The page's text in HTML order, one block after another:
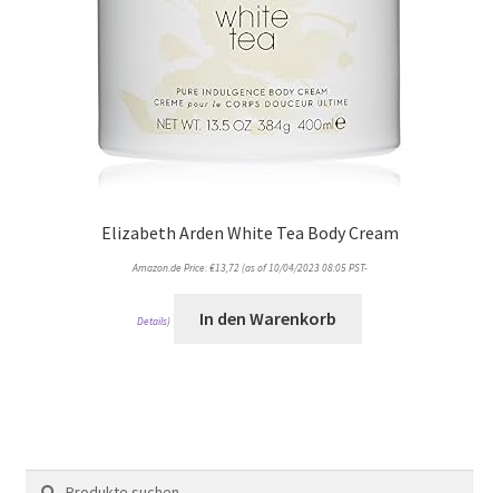
Elizabeth Arden White Tea Body Cream
Amazon.de Price:€13,72(as of 10/04/2023 08:05 PST-
Details) In den Warenkorb
Suche
Suche